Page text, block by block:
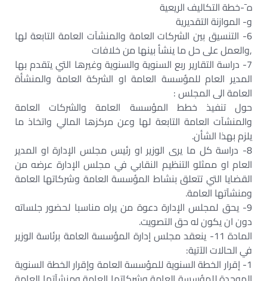
ه¯-خطة التكاليف الريعية‏
و- الموازنة التقديرية‏
6- التنسيق بين الشركات العامة والمنشآت العامة التابعة لها
,والعمل على حل ما ينشأ بينها من خلافات‏
7- دراسة التقارير ربع السنوية والسنوية وغيرها التي يتقدم بها
المدير العام للمؤسسة العامة او الشركة العامة والمنشأة
العامة الى المجلس :‏
حول تنفيذ خطط المؤسسة العامة والشركات العامة
والمنشآت العامة التابعة لها وعن مركزها المالي واتخاذ ما
يلزم بهذا الشأن.‏
8- دراسة كل ما يرى الوزير او رئيس مجلس الإدارة او المدير
العام او ممثلو التنظيم النقابي في مجلس الإدارة عرضه من
القضايا التي تتعلق بنشاط المؤسسة العامة وشركاتها العامة
ومنشآتها العامة.‏
9- يحق لمجلس الإدارة دعوة من يراه مناسبا لحضور جلساته
دون ان يكون له حق التصويت.‏
المادة 11- ينعقد مجلس إدارة المؤسسة العامة برئاسة الوزير
في الحالات الآتية:‏
1- إقرار الخطة السنوية للمؤسسة العامة وإقرار الخطة السنوية